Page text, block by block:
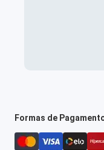
Formas de